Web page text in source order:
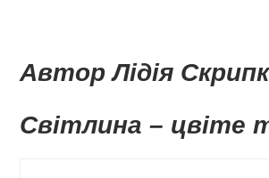
Автор Лідія
Світлина – цвіте